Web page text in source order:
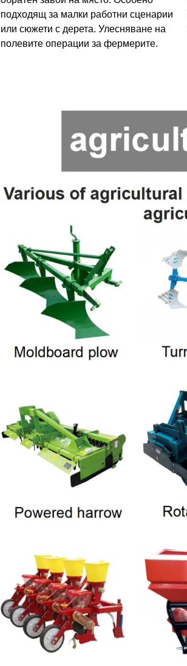
подходящ за малки работни сценарии
или сюжети с дерета. Улесняване на
полевите операции за фермерите.